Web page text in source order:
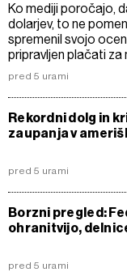
Ko mediji poročajo,
dolarjev, to ne
spremenil svojo
pripravljen plačati za
pred 5 urami
Rekordni dolg in
zaupanja v
pred 5 urami
Borzni pregled:
ohranitvijo,
pred 5 urami